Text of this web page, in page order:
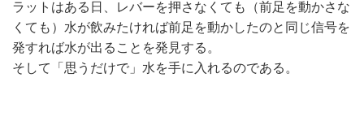
ラットはある日、レバーを押さなくても（前足を動かさな
くても）水が飲みたければ前足を動かしたのと同じ信号を
発すれば水が出ることを発見する。
そして「思うだけで」水を手に入れるのである。